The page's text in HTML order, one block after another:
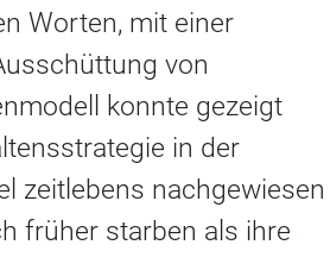
Worten, mit einer
von
konnte gezeigt
in der
zeitlebens nachgewiesen
früher starben als ihre